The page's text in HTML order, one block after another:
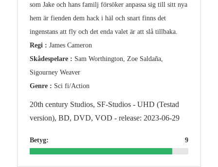
som Jake och hans familj försöker anpassa sig till sitt nya
hem är fienden dem hack i häl och snart finns det
ingenstans att fly och det enda valet är att slå tillbaka.
Regi : James Cameron
Skådespelare : Sam Worthington, Zoe Saldaña,
Sigourney Weaver
Genre : Sci fi/Action
20th century Studios, SF-Studios - UHD (Testad
version), BD, DVD, VOD - release: 2023-06-29
Betyg: 9